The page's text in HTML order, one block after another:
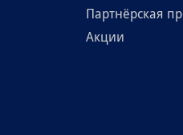
Партнёрская
Акции